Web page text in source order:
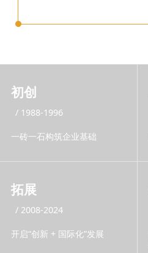
初创
/ 1988-1996
一砖一石构筑企业基础
拓展
/ 2008-2024
开启“创新 + 国际化”发展